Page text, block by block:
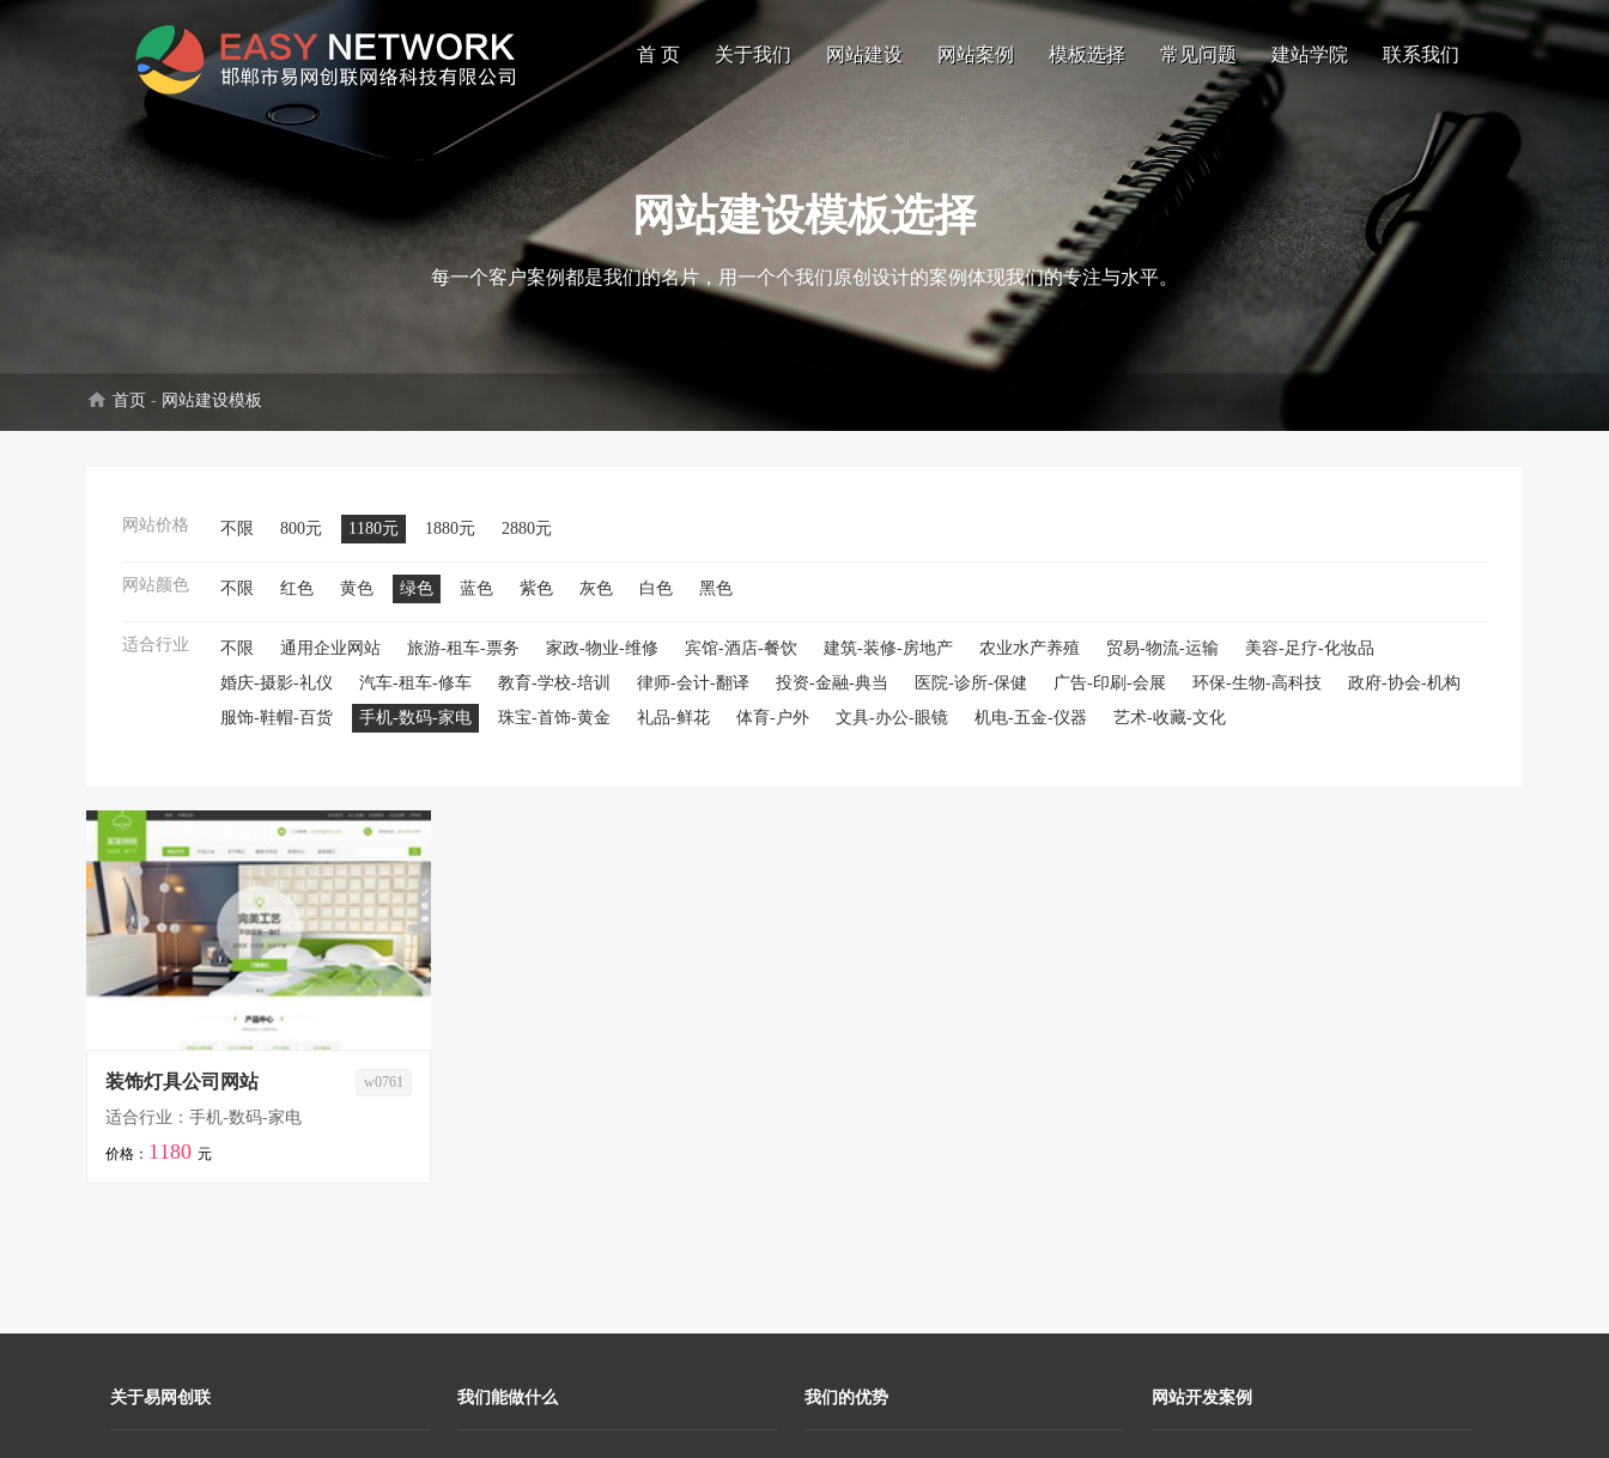
首 页 关于我们 网站建设 网站案例 模板选择 常见问题 建站学院 联系我们
网站建设模板选择
每一个客户案例都是我们的名片，用一个个我们原创设计的案例体现我们的专注与水平。
home 首页 - 网站建设模板
网站价格 不限 800元 1180元 1880元 2880元
网站颜色 不限 红色 黄色 绿色 蓝色 紫色 灰色 白色 黑色
适合行业 不限 通用企业网站 旅游-租车-票务 家政-物业-维修 宾馆-酒店-餐饮 建筑-装修-房地产 农业水产养殖 贸易-物流-运输
美容-足疗-化妆品
婚庆-摄影-礼仪
汽车-租车-修车 教育-学校-培训 律师-会计-翻译 投资-金融-典当 医院-诊所-保健 广告-印刷-会展 环保-生物-高科技
政府-协会-机构
服饰-鞋帽-百货
手机-数码-家电 珠宝-首饰-黄金 礼品-鲜花 体育-户外 文具-办公-眼镜 机电-五金-仪器 艺术-收藏-文化
装饰灯具公司网站 w0761
适合行业：手机-数码-家电
价格： 1180 元
关于易网创联 我们能做什么 我们的优势 网站开发案例